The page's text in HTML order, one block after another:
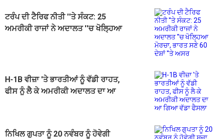
ਟਰੰਪ ਦੀ ਟੈਰਿਫ ਨੀਤੀ ''ਤੇ ਸੰਕਟ: 25
ਅਮਰੀਕੀ ਰਾਜਾਂ ਨੇ ਅਦਾਲਤ ''ਚ ਖੋਲ੍ਹਿਆ
H-1B ਵੀਜ਼ਾ 'ਤੇ ਭਾਰਤੀਆਂ ਨੂੰ ਵੱਡੀ ਰਾਹਤ,
ਫੀਸ ਨੂੰ ਲੈ ਕੇ ਅਮਰੀਕੀ ਅਦਾਲਤ ਦਾ ਆ
ਨਿਖਿਲ ਗੁਪਤਾ ਨੂੰ 20 ਨਵੰਬਰ ਨੂੰ ਹੋਵੇਗੀ